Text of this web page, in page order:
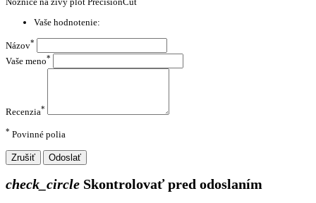
Vaše hodnotenie:
Názov*
Vaše meno*
Recenzia*
* Povinné polia
Zrušiť Odoslať
check_circle Skontrolovať pred odoslaním